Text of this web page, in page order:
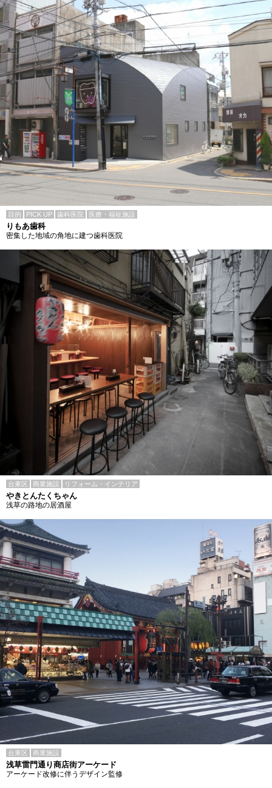
目的 PICK UP 歯科医院 医療・福祉施設
りもあ歯科
密集した地域の角地に建つ歯科医院
台東区 商業施設 リフォーム・インテリア
やきとんたくちゃん
浅草の路地の居酒屋
台東区 商業施設
浅草雷門通り商店街アーケード
アーケード改修に伴うデザイン監修